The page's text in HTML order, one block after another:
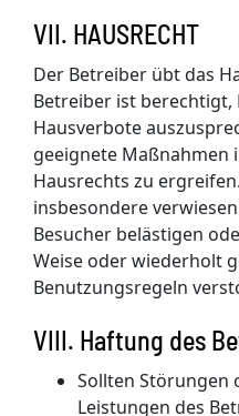
VII. HAUSRECHT
Der Betreiber übt das
Betreiber ist berechtigt,
Hausverbote
geeignete Maßnahmen
Hausrechts zu
insbesondere
Besucher belästigen
Weise oder wiederholt
Benutzungsregeln
VIII. Haftung des
Sollten Störungen
Leistungen des